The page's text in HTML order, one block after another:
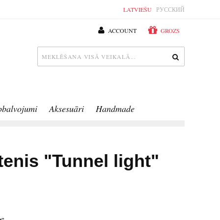
LATVIEŠU РУССКИЙ
ACCOUNT GROZS
Aksesuāri Handmade
"Tunnel light"